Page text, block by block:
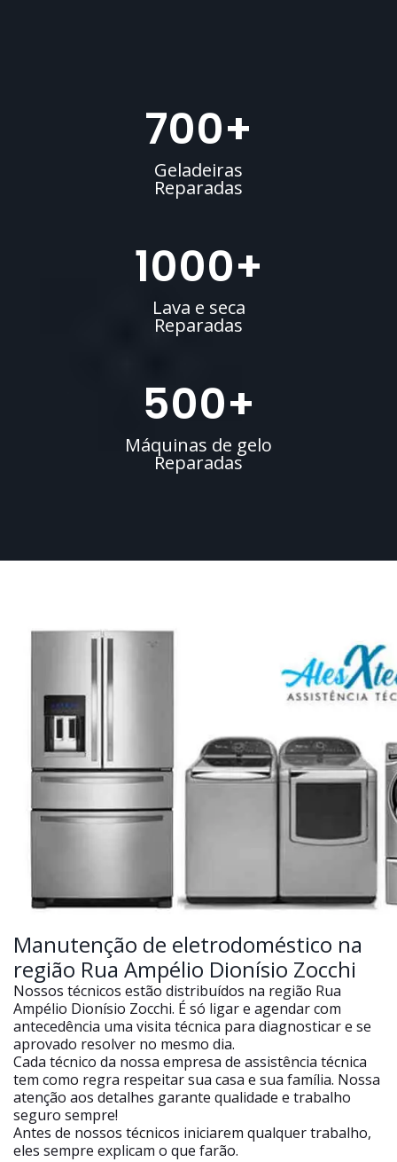
700+
Geladeiras
Reparadas
1000+
Lava e seca
Reparadas
500+
Máquinas de gelo
Reparadas
Manutenção de eletrodoméstico na
região Rua Ampélio Dionísio Zocchi
Nossos técnicos estão distribuídos na região Rua
Ampélio Dionísio Zocchi. É só ligar e agendar com
antecedência uma visita técnica para diagnosticar e se
aprovado resolver no mesmo dia.
Cada técnico da nossa empresa de assistência técnica
tem como regra respeitar sua casa e sua família. Nossa
atenção aos detalhes garante qualidade e trabalho
seguro sempre!
Antes de nossos técnicos iniciarem qualquer trabalho,
eles sempre explicam o que farão.